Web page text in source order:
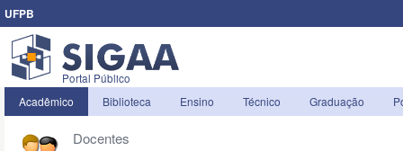
UFPB
Portal Público
Acadêmico Biblioteca Ensino Técnico Graduação
Docentes